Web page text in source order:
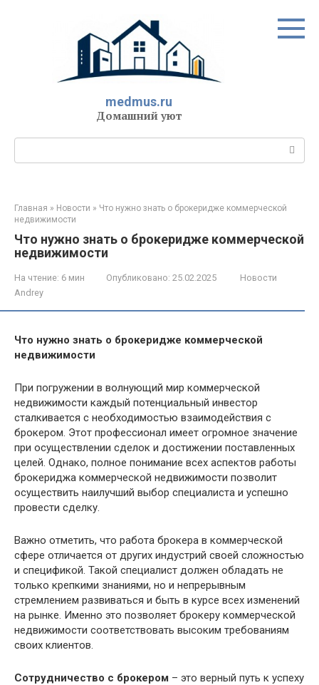
medmus.ru
Домашний уют
Главная » Новости » Что нужно знать о брокеридже коммерческой
недвижимости
Что нужно знать о брокеридже коммерческой
недвижимости
На чтение: 6 мин Опубликовано: 25.02.2025
Новости
Andrey
Что нужно знать о брокеридже коммерческой
недвижимости
При погружении в волнующий мир коммерческой
недвижимости каждый потенциальный инвестор
сталкивается с необходимостью взаимодействия с
брокером. Этот профессионал имеет огромное значение
при осуществлении сделок и достижении поставленных
целей. Однако, полное понимание всех аспектов работы
брокериджа коммерческой недвижимости позволит
осуществить наилучший выбор специалиста и успешно
провести сделку.
Важно отметить, что работа брокера в коммерческой
сфере отличается от других индустрий своей сложностью
и спецификой. Такой специалист должен обладать не
только крепкими знаниями, но и непрерывным
стремлением развиваться и быть в курсе всех изменений
на рынке. Именно это позволяет брокеру коммерческой
недвижимости соответствовать высоким требованиям
своих клиентов.
Сотрудничество с брокером – это верный путь к успеху